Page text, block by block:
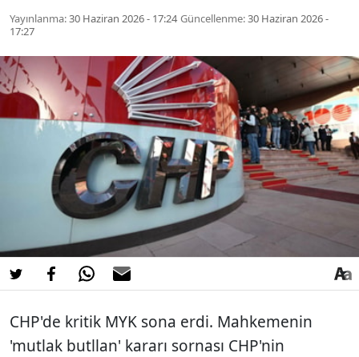
Yayınlanma:30 Haziran 2026 - 17:24 Güncellenme:30 Haziran 2026 -
17:27
CHP'de kritik MYK sona erdi. Mahkemenin
'mutlak butllan' kararı sornası CHP'nin